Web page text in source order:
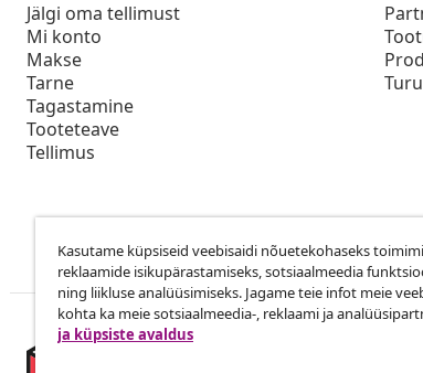
Jälgi oma tellimust
Mi konto
Makse
Tarne
Tagastamine
Tooteteave
Tellimus
Kasutame küpsiseid veebisaidi nõuetekohaseks
reklaamide isikupärastamiseks, sotsiaalmeedia
ning liikluse analüüsimiseks. Jagame teie infot meie
kohta ka meie sotsiaalmeedia-, reklaami ja
ja küpsiste avaldus